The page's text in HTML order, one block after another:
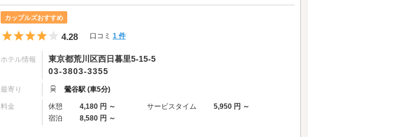
カップルズおすすめ
5つ星のうち4
4.28 口コミ 1 件
ホテル情報
東京都荒川区西日暮里5-15-5
03-3803-3355
最寄り 鶯谷駅 (車5分)
料金 休憩 4,180 円 ～ サービスタイム
5,950 円 ～
宿泊
8,580 円 ～